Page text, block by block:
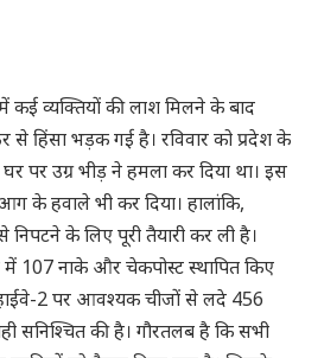
कई व्यक्तियों की लाश मिलने के बाद
हिंसा भड़क गई है। रविवार को प्रदेश के
पर उग्र भीड़ ने हमला कर दिया था। इस
के हवाले भी कर दिया। हालांकि,
निपटने के लिए पूरी तैयारी कर ली है।
में 107 नाके और चेकपोस्ट स्थापित किए
2 पर आवश्यक चीजों से लदे 456
सनिश्चित की है। गौरतलब है कि सभी